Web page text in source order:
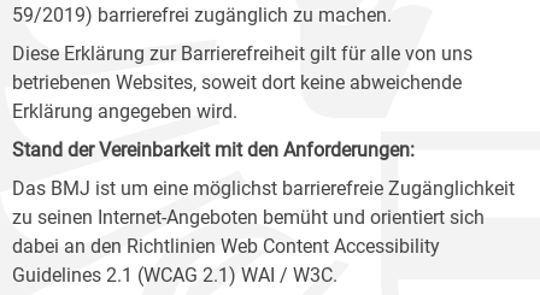
59/2019) barrierefrei zugänglich zu machen.
Diese Erklärung zur Barrierefreiheit gilt für alle von uns
betriebenen Websites, soweit dort keine abweichende
Erklärung angegeben wird.
Stand der Vereinbarkeit mit den Anforderungen:
Das BMJ ist um eine möglichst barrierefreie Zugänglichkeit
zu seinen Internet-Angeboten bemüht und orientiert sich
dabei an den Richtlinien Web Content Accessibility
Guidelines 2.1 (WCAG 2.1) WAI / W3C.